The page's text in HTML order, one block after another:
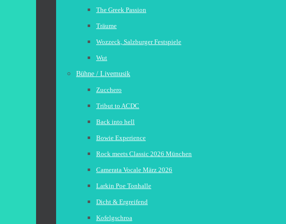
The Greek Passion
Träume
Wozzeck, Salzburger Festspiele
Wut
Bühne / Livemusik
Zucchero
Tribut to ACDC
Back into hell
Bowie Experience
Rock meets Classic 2026 München
Camerata Vocale März 2026
Larkin Poe Tonhalle
Dicht & Ergreifend
Kofelgschroa